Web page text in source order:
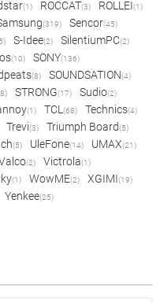
(1) ROCCAT(3) ROLLEI(1)
(319) Sencor(45)
S-Idee(2) SilentiumPC(2)
(10) SONY(136)
(8) SOUNDSATION(4)
STRONG(17) Sudio(2)
(1) TCL (68) Technics(4)
Trevi(3) Triumph Board(5)
(5) UleFone(14) UMAX(21)
(2) Victrola(1)
(1) WowME(2) XGIMI(19)
Yenkee(25)